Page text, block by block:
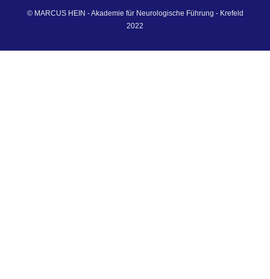
© MARCUS HEIN - Akademie für Neurologische Führung - Krefeld
2022